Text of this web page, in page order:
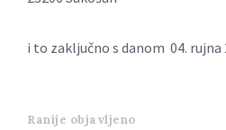
i to zaključno s danom 04. rujna
Ranije objavljeno